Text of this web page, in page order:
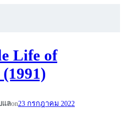
Life of
แลon23 กรกฎาคม 2022